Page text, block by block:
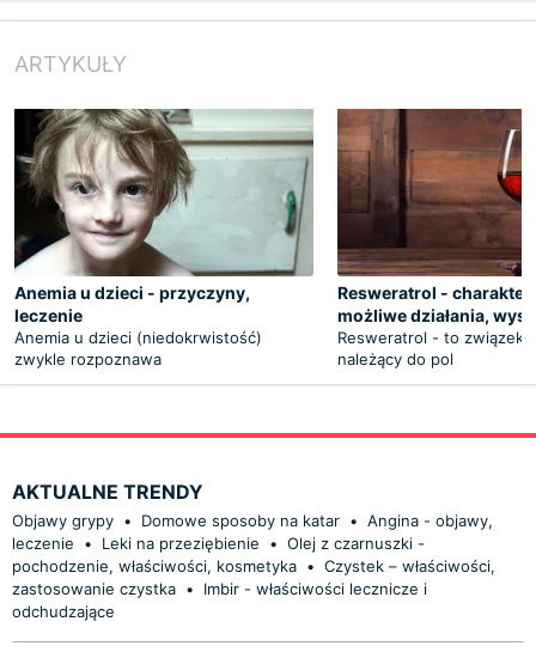
ARTYKUŁY
Anemia u dzieci - przyczyny,
leczenie
Anemia u dzieci (niedokrwistość)
zwykle rozpoznawa
Resweratrol -
możliwe działania,
Resweratrol - to związek
należący do pol
AKTUALNE TRENDY
Objawy grypy • Domowe sposoby na katar • Angina - objawy,
leczenie
• Leki na przeziębienie • Olej z czarnuszki -
pochodzenie, właściwości, kosmetyka • Czystek – właściwości,
zastosowanie czystka •
Imbir - właściwości lecznicze i
odchudzające